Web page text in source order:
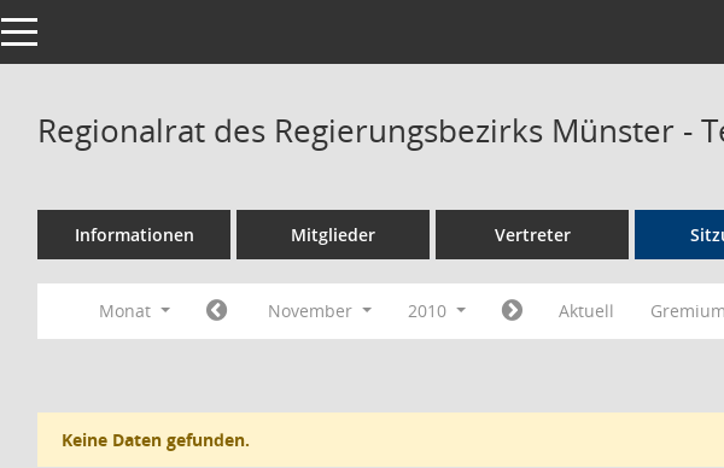
Toggle navigation
Regionalrat des Regierungsbezirks Münster -
Informationen Mitglieder Vertreter
Monat November 2010 Aktuell
Keine Daten gefunden.